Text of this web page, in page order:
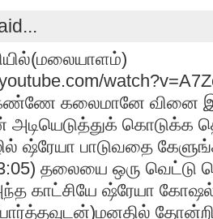
கலைமானே வினை
கொடுக்க
ஷ்ரேயா பாடுவதை
தலையை ஒரு வெட்டு
காட்சியே ஷ்ரேயா